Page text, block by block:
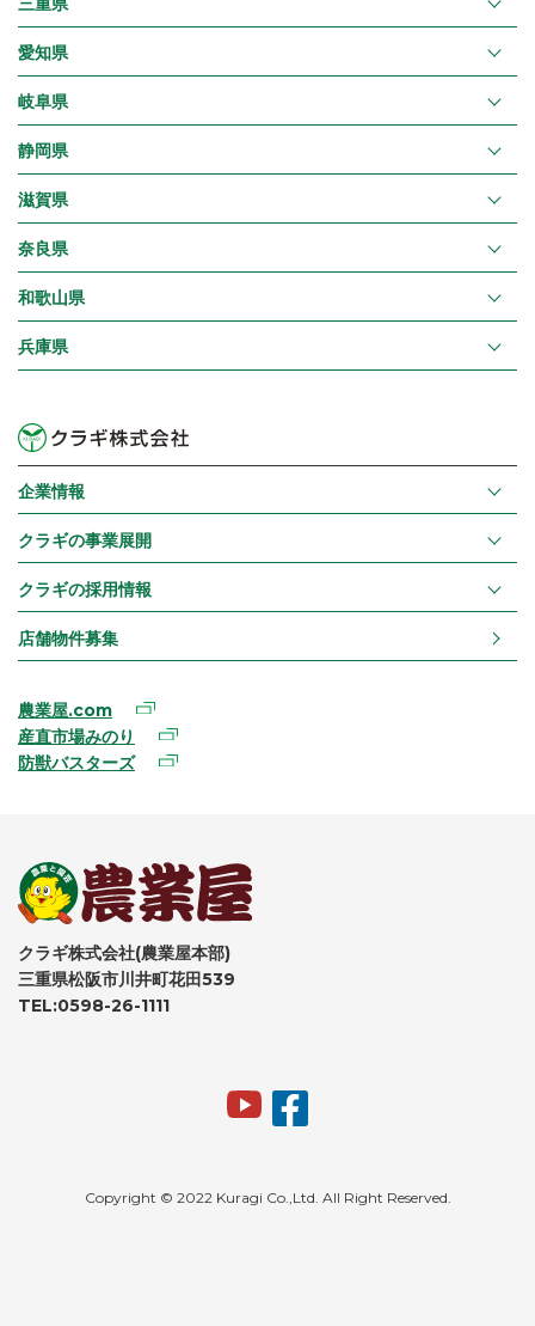
愛知県
岐阜県
静岡県
滋賀県
奈良県
和歌山県
兵庫県
企業情報
クラギの事業展開
クラギの採用情報
店舗物件募集
農業屋.com
産直市場みのり
防獣バスターズ
クラギ株式会社(農業屋本部)
三重県松阪市川井町花田539
TEL:0598-26-1111
Copyright © 2022 Kuragi Co.,Ltd. All Right Reserved.